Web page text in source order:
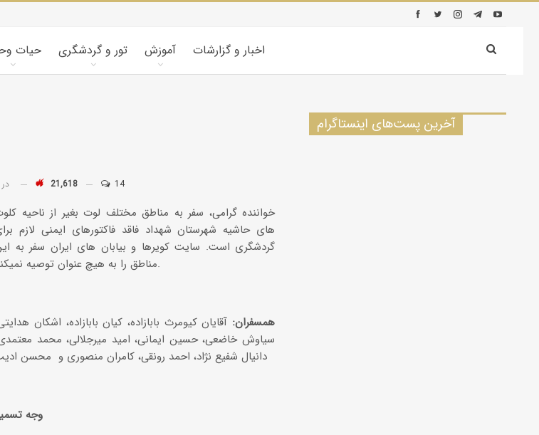
حیات تور و گردشگری آموزش اخبار و گزارشات
21,618 14
خواننده گرامی، سفر به مناطق مختلف لوت بغیر از ناحیه
های حاشیه شهرستان شهداد فاقد فاکتورهای ایمنی لازم
گردشگری است. سایت کویرها و بیابان های ایران سفر به
مناطق را به هیچ عنوان توصیه نمیکند.
همسفران: آقایان کیومرث بابازاده، کیان بابازاده، اشکان
سیاوش خاضعی، حسین ایمانی، امید میرجلالی، محمد
دانیال شفیع نژاد، احمد رونقی، کامران منصوری و محسن
وجه
آخرین پست‌های اینستاگرام